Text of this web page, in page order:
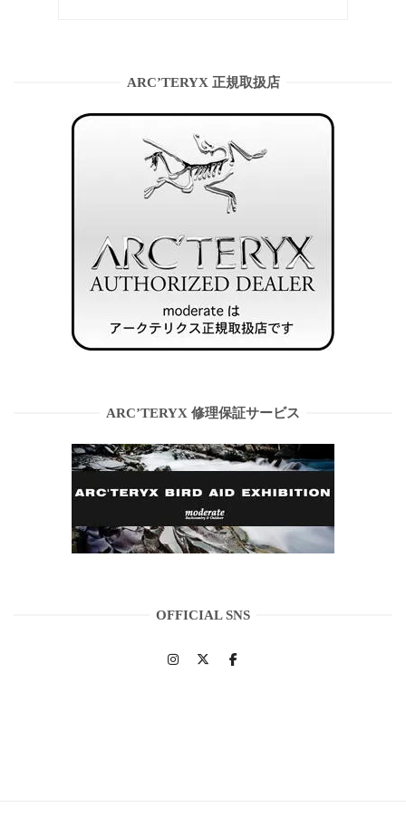
ARC’TERYX 正規取扱店
ARC’TERYX 修理保証サービス
OFFICIAL SNS